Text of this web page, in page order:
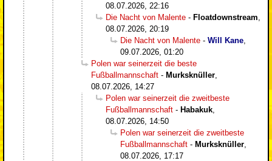
08.07.2026, 22:16
Die Nacht von Malente - Floatdownstream
08.07.2026, 20:19
Die Nacht von Malente - Will Kane
09.07.2026, 01:20
Polen war seinerzeit die beste
Fußballmannschaft - Murksknüller
08.07.2026, 14:27
Polen war seinerzeit die zweitbeste
Fußballmannschaft - Habakuk
08.07.2026, 14:50
Polen war seinerzeit die zweitbeste
Fußballmannschaft - Murksknüller
08.07.2026, 17:17